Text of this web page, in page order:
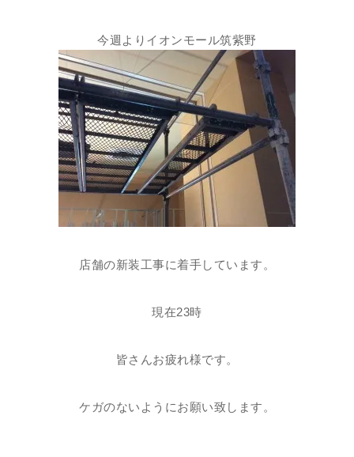
今週よりイオンモール筑紫野
店舗の新装工事に着手しています。
現在23時
皆さんお疲れ様です。
ケガのないようにお願い致します。